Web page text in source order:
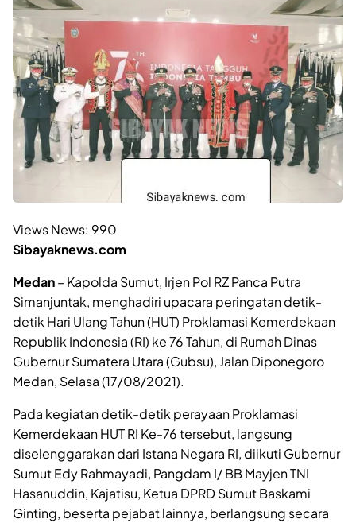
Views News: 990
Sibayaknews.com
Medan– Kapolda Sumut, Irjen Pol RZ Panca Putra
Simanjuntak, menghadiri upacara peringatan detik-
detik Hari Ulang Tahun (HUT) Proklamasi Kemerdekaan
Republik Indonesia (RI) ke 76 Tahun, di Rumah Dinas
Gubernur Sumatera Utara (Gubsu), Jalan Diponegoro
Medan, Selasa (17/08/2021).
Pada kegiatan detik-detik perayaan Proklamasi
Kemerdekaan HUT RI Ke-76 tersebut, langsung
diselenggarakan dari Istana Negara RI, diikuti Gubernur
Sumut Edy Rahmayadi, Pangdam I/ BB Mayjen TNI
Hasanuddin, Kajatisu, Ketua DPRD Sumut Baskami
Ginting, beserta pejabat lainnya, berlangsung secara